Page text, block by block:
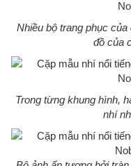
Nhiều bộ trang phục
đồ của
Trong từng khung hình,
nhí